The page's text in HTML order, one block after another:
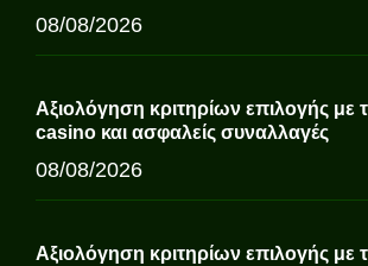
08/08/2026
Αξιολόγηση κριτηρίων επιλογής με
casino και ασφαλείς συναλλαγές
08/08/2026
Αξιολόγηση κριτηρίων επιλογής με